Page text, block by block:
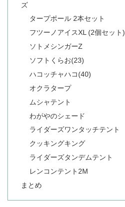
ズ
タープポール 2本セット
フツーノアイスXL (2個セット)
ソトメシンガーZ
ソフトくらお(23)
ハコッチャハコ(40)
オクラタープ
ムシャテント
わがやのシェード
ライダーズワンタッチテント
クッキングキング
ライダーズタンデムテント
レンコンテント2M
まとめ